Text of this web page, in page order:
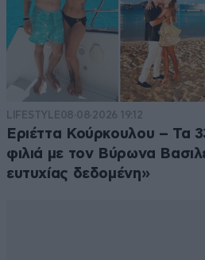
LIFESTYLE08·08·2026 19:12
Εριέττα Κούρκουλου – Τα
φιλιά με τον Βύρωνα
ευτυχίας δεδομένη»